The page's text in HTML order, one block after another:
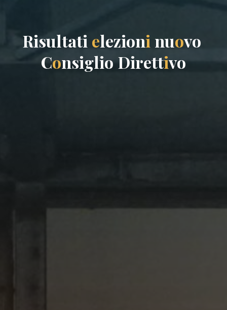
Risultati elezioni nuovo
ConsiglioDirettivo